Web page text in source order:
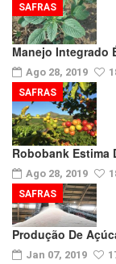
Manejo Integrado
Ago 28, 2019
SAFRAS
Robobank Estima
Ago 28, 2019
SAFRAS
Produção De
Jan 07, 2019
SAFRAS